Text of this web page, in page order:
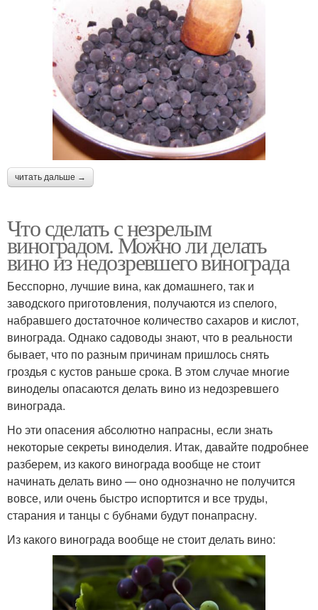
читать дальше →
Что сделать с незрелым
виноградом. Можно ли делать
вино из недозревшего винограда
Бесспорно, лучшие вина, как домашнего, так и
заводского приготовления, получаются из спелого,
набравшего достаточное количество сахаров и кислот,
винограда. Однако садоводы знают, что в реальности
бывает, что по разным причинам пришлось снять
гроздья с кустов раньше срока. В этом случае многие
виноделы опасаются делать вино из недозревшего
винограда.
Но эти опасения абсолютно напрасны, если знать
некоторые секреты виноделия. Итак, давайте подробнее
разберем, из какого винограда вообще не стоит
начинать делать вино — оно однозначно не получится
вовсе, или очень быстро испортится и все труды,
старания и танцы с бубнами будут понапрасну.
Из какого винограда вообще не стоит делать вино: